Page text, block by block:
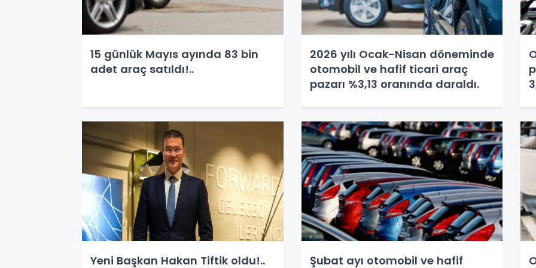
15 günlük Mayıs ayında 83 bin
adet araç satıldı!..
2026 yılı Ocak-Nisan döneminde
otomobil ve hafif ticari araç
pazarı %3,13 oranında daraldı.
Yeni Başkan Hakan Tiftik oldu!.. Şubat ayı otomobil ve hafif